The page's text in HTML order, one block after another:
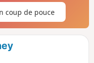
coup de pouce